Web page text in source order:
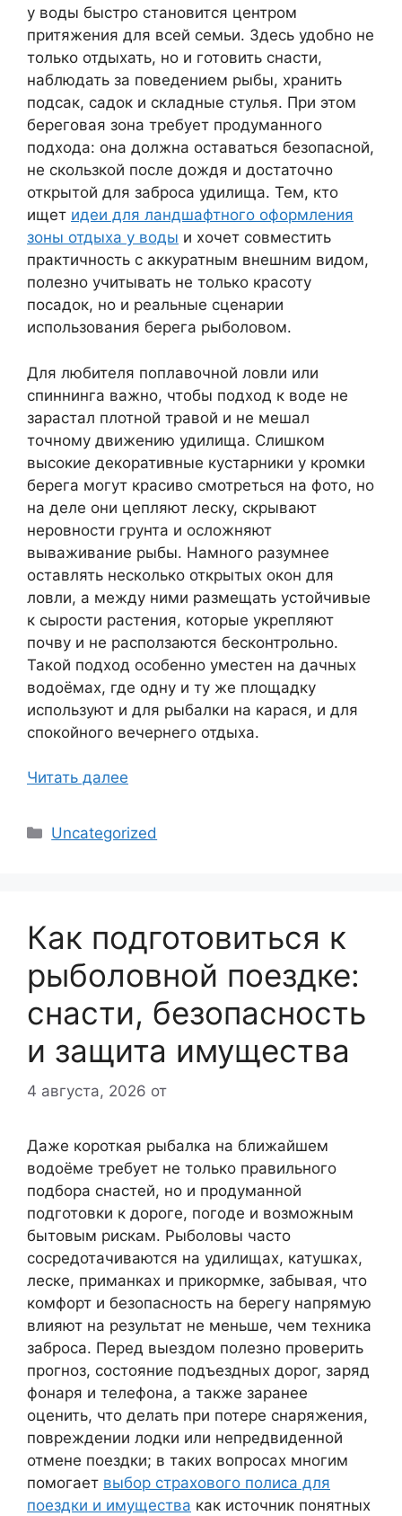
у воды быстро становится центром
притяжения для всей семьи. Здесь удобно не
только отдыхать, но и готовить снасти,
наблюдать за поведением рыбы, хранить
подсак, садок и складные стулья. При этом
береговая зона требует продуманного
подхода: она должна оставаться безопасной,
не скользкой после дождя и достаточно
открытой для заброса удилища. Тем, кто
ищет идеи для ландшафтного оформления
зоны отдыха у воды и хочет совместить
практичность с аккуратным внешним видом,
полезно учитывать не только красоту
посадок, но и реальные сценарии
использования берега рыболовом.
Для любителя поплавочной ловли или
спиннинга важно, чтобы подход к воде не
зарастал плотной травой и не мешал
точному движению удилища. Слишком
высокие декоративные кустарники у кромки
берега могут красиво смотреться на фото, но
на деле они цепляют леску, скрывают
неровности грунта и осложняют
вываживание рыбы. Намного разумнее
оставлять несколько открытых окон для
ловли, а между ними размещать устойчивые
к сырости растения, которые укрепляют
почву и не расползаются бесконтрольно.
Такой подход особенно уместен на дачных
водоёмах, где одну и ту же площадку
используют и для рыбалки на карася, и для
спокойного вечернего отдыха.
Читать далее
Рубрики
Uncategorized
Как подготовиться к
рыболовной поездке:
снасти, безопасность
и защита имущества
4 августа, 2026 от
Даже короткая рыбалка на ближайшем
водоёме требует не только правильного
подбора снастей, но и продуманной
подготовки к дороге, погоде и возможным
бытовым рискам. Рыболовы часто
сосредотачиваются на удилищах, катушках,
леске, приманках и прикормке, забывая, что
комфорт и безопасность на берегу напрямую
влияют на результат не меньше, чем техника
заброса. Перед выездом полезно проверить
прогноз, состояние подъездных дорог, заряд
фонаря и телефона, а также заранее
оценить, что делать при потере снаряжения,
повреждении лодки или непредвиденной
отмене поездки; в таких вопросах многим
помогает выбор страхового полиса для
поездки и имущества как источник понятных